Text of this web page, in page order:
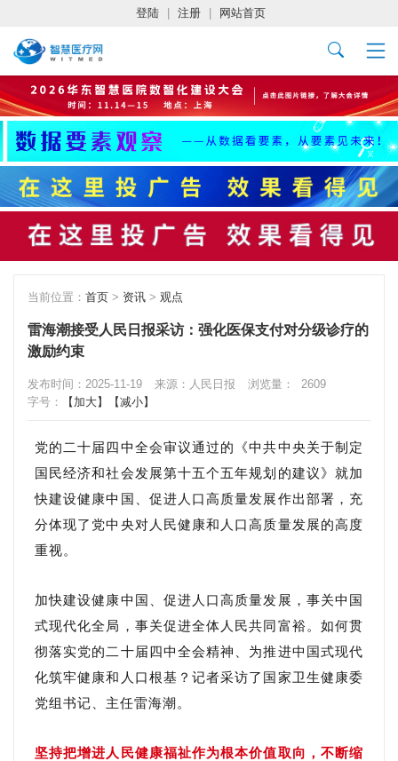
登陆 注册 网站首页
当前位置： 首页 > 资讯 > 观点
雷海潮接受人民日报采访：强化医保支付对分级诊疗的
激励约束
发布时间：2025-11-19 来源：人民日报 浏览量：
2609
字号：
【加大】 【减小】
党的二十届四中全会审议通过的《中共中央关于制定
国民经济和社会发展第十五个五年规划的建议》就加
快建设健康中国、促进人口高质量发展作出部署，充
分体现了党中央对人民健康和人口高质量发展的高度
重视。
加快建设健康中国、促进人口高质量发展，事关中国
式现代化全局，事关促进全体人民共同富裕。如何贯
彻落实党的二十届四中全会精神、为推进中国式现代
化筑牢健康和人口根基？记者采访了国家卫生健康委
党组书记、主任雷海潮。
坚持把增进人民健康福祉作为根本价值取向，不断缩